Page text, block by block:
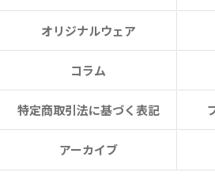
オリジナルウェア
コラム
特定商取引法に基づく表記
アーカイブ